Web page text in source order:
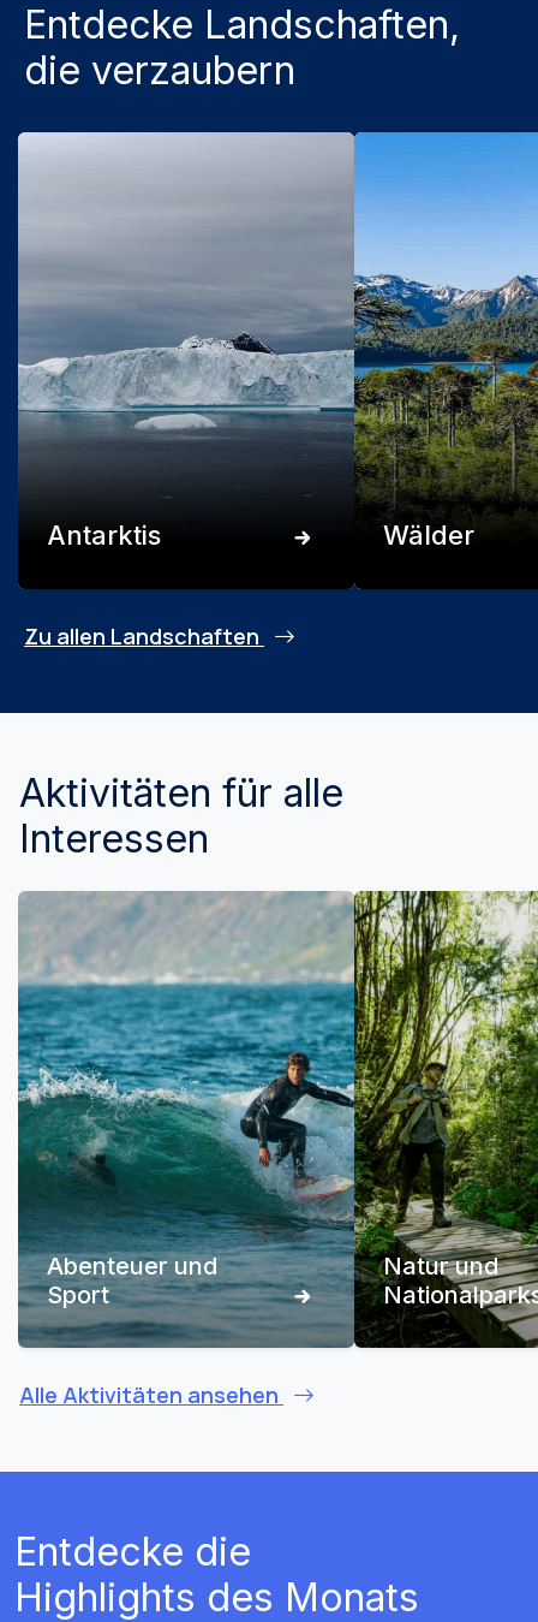
Entdecke Landschaften,
die verzaubern
Antarktis Wälder
Zu allen Landschaften
Aktivitäten für alle
Interessen
Abenteuer und
Sport
Natur und
Alle Aktivitäten ansehen
Entdecke die
Highlights des Monats